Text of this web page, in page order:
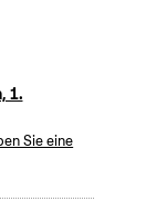
1.
Sie eine